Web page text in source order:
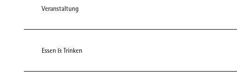
Veranstaltung
Essen & Trinken